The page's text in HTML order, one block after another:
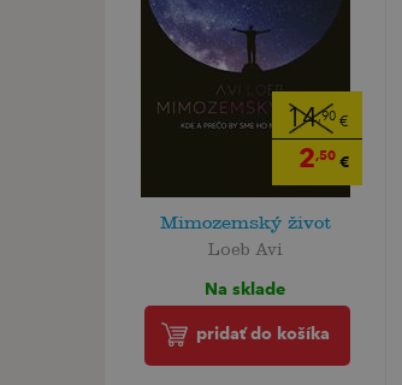
14,90 €
2,50 €
Mimozemský život
Loeb Avi
Na sklade
pridať do košíka